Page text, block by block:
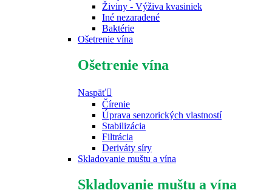
Živiny - Výživa kvasiniek
Iné nezaradené
Baktérie
Ošetrenie vína
Ošetrenie vína
Naspäť
Čírenie
Úprava senzorických vlastností
Stabilizácia
Filtrácia
Deriváty síry
Skladovanie muštu a vína
Skladovanie muštu a vína